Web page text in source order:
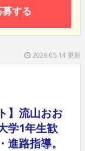
する
2026.05.14 更新
】流山おお
学1年生歓
路指導。